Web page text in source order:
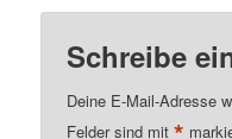
Schreibe
Deine E-Mail-Adresse
Felder sind mit